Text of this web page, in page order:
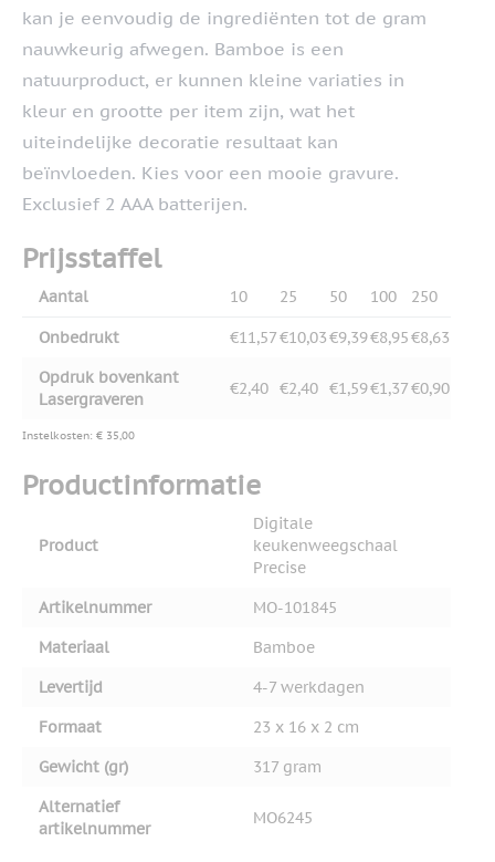
kan je eenvoudig de ingrediënten tot de gram
nauwkeurig afwegen. Bamboe is een
natuurproduct, er kunnen kleine variaties in
kleur en grootte per item zijn, wat het
uiteindelijke decoratie resultaat kan
beïnvloeden. Kies voor een mooie gravure.
Exclusief 2 AAA batterijen.
Prijsstaffel
Aantal 10 25 50 100 250
Onbedrukt €11,57€10,03€9,39€8,95€8,63
Opdruk bovenkant
Lasergraveren
€2,40 €2,40 €1,59€1,37€0,90
Instelkosten: € 35,00
Productinformatie
Product
Digitale
keukenweegschaal
Precise
Artikelnummer
MO-101845
Materiaal
Bamboe
Levertijd
4-7 werkdagen
Formaat
23 x 16 x 2 cm
Gewicht (gr)
317 gram
Alternatief
artikelnummer
MO6245